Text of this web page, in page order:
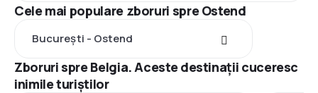
Cele mai populare zboruri spre Ostend
București - Ostend
Zboruri spre Belgia. Aceste destinații cuceresc
inimile turiștilor